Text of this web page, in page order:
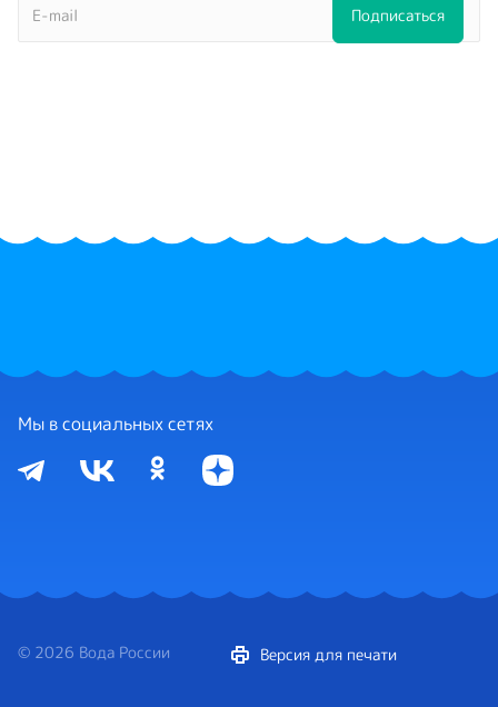
Мы в социальных сетях
© 2026 Вода России Версия для печати